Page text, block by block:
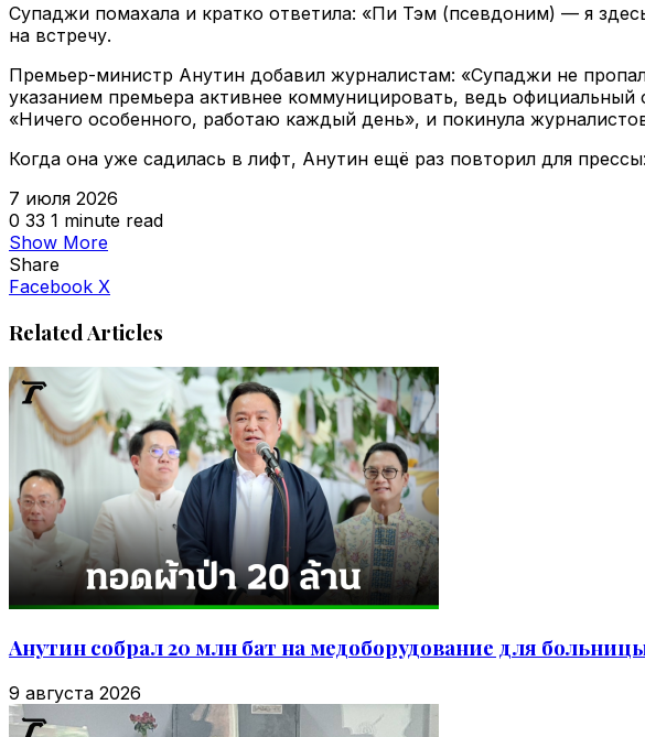
Супаджи помахала и кратко ответила: «Пи Тэм (псевдоним) — я
на встречу.
Премьер-министр Анутин добавил журналистам: «Супаджи не
указанием премьера активнее коммуницировать, ведь официальный
«Ничего особенного, работаю каждый день», и покинула
Когда она уже садилась в лифт, Анутин ещё раз повторил для
7 июля 2026
0 33 1 minute read
Show More
Share
Facebook X
Related Articles
Анутин собрал 20 млн бат на медоборудование для
9 августа 2026